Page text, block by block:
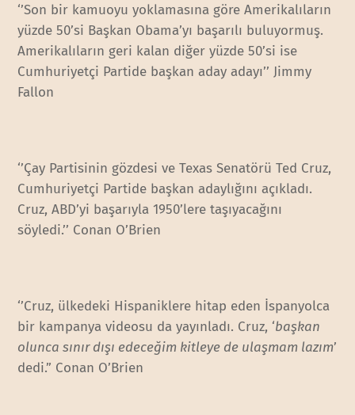
‘’Son bir kamuoyu yoklamasına göre Amerikalıların
yüzde 50’si Başkan Obama’yı başarılı buluyormuş.
Amerikalıların geri kalan diğer yüzde 50’si ise
Cumhuriyetçi Partide başkan aday adayı’’ Jimmy
Fallon
‘’Çay Partisinin gözdesi ve Texas Senatörü Ted Cruz,
Cumhuriyetçi Partide başkan adaylığını açıkladı.
Cruz, ABD’yi başarıyla 1950’lere taşıyacağını
söyledi.’’ Conan O’Brien
‘’Cruz, ülkedeki Hispaniklere hitap eden İspanyolca
bir kampanya videosu da yayınladı. Cruz, ‘başkan
olunca sınır dışı edeceğim kitleye de ulaşmam lazım’
dedi.” Conan O’Brien